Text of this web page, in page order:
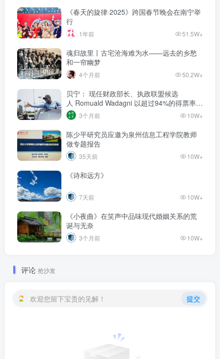
《春天的旋律·2025》跨国春节晚会在南宁举
行
1年前 51.5W+
魂归故里丨古宅沧海难为水——远去的乡愁
和一帘幽梦
4个月前 50.2W+
贝宁： 现任财政部长、执政联盟候选
人‌ Romuald Wadagni 以超过94%的得票率当
选新任总统‌
3个月前 10W+
陈少平研究员应邀为泉州信息工程学院教师
做专题报告
35天前 10W+
《诗和远方》
7天前 10W+
《小夜曲》在笑声中品味现代婚姻关系的荒
诞与无奈
3个月前 10W+
评论 抢沙发
欢迎您留下宝贵的见解！ 提交